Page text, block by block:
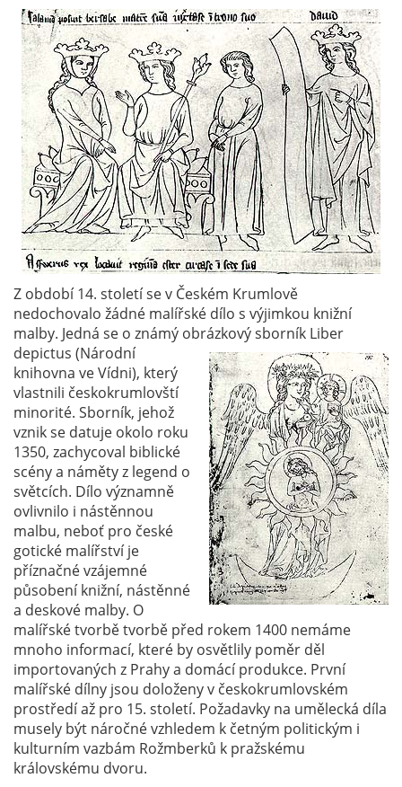
Z období 14. století se v Českém Krumlově
nedochovalo žádné malířské dílo s výjimkou knižní
malby. Jedná se o známý obrázkový sborník Liber
depictus (Národní
knihovna ve Vídni), který
vlastnili českokrumlovští
minorité. Sborník, jehož
vznik se datuje okolo roku
1350, zachycoval biblické
scény a náměty z legend o
světcích. Dílo významně
ovlivnilo i nástěnnou
malbu, neboť pro české
gotické malířství je
příznačné vzájemné
působení knižní, nástěnné
a deskové malby. O
malířské tvorbě tvorbě před rokem 1400 nemáme
mnoho informací, které by osvětlily poměr děl
importovaných z Prahy a domácí produkce. První
malířské dílny jsou doloženy v českokrumlovském
prostředí až pro 15. století. Požadavky na umělecká díla
musely být náročné vzhledem k četným politickým i
kulturním vazbám Rožmberků k pražskému
královskému dvoru.